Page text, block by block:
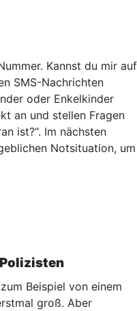
Kannst du mir auf
SMS-Nachrichten
oder Enkelkinder
an und stellen Fragen
ist?“. Im nächsten
Notsituation, um
Beispiel von einem
groß. Aber